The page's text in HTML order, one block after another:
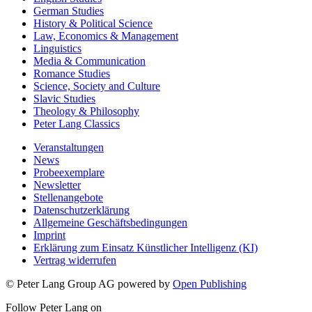
German Studies
History & Political Science
Law, Economics & Management
Linguistics
Media & Communication
Romance Studies
Science, Society and Culture
Slavic Studies
Theology & Philosophy
Peter Lang Classics
Veranstaltungen
News
Probeexemplare
Newsletter
Stellenangebote
Datenschutzerklärung
Allgemeine Geschäftsbedingungen
Imprint
Erklärung zum Einsatz Künstlicher Intelligenz (KI)
Vertrag widerrufen
© Peter Lang Group AG powered by Open Publishing
Follow Peter Lang on